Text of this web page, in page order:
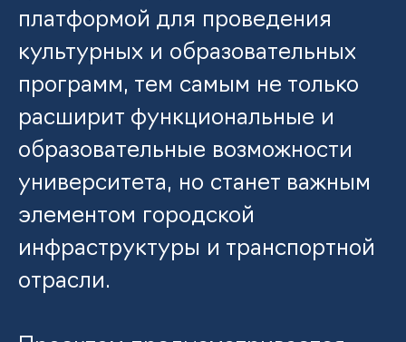
платформой для проведения
культурных и образовательных
программ, тем самым не только
расширит функциональные и
образовательные возможности
университета, но станет важным
элементом городской
инфраструктуры и транспортной
отрасли.